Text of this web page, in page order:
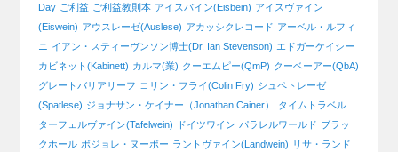
Day ご利益 ご利益教則本 アイスバイン(Eisbein) アイスヴァイン
(Eiswein) アウスレーゼ(Auslese) アカッシクレコード アーベル・ルフィ
ニ イアン・スティーヴンソン博士(Dr. Ian Stevenson) エドガーケイシー
カビネット(Kabinett) カルマ(業) クーエムピー(QmP) クーベーアー(QbA)
グレートバリアリーフ コリン・フライ(Colin Fry) シュペトレーゼ
(Spatlese) ジョナサン・ケイナー（Jonathan Cainer）
タイムトラベル
ターフェルヴァイン(Tafelwein)
ドイツワイン パラレルワールド ブラッ
クホール ボジョレ・ヌーボー ラントヴァイン(Landwein) リサ・ランド